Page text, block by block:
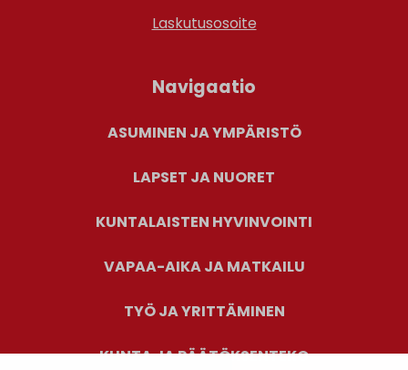
Laskutusosoite
Navigaatio
ASUMINEN JA YMPÄRISTÖ
LAPSET JA NUORET
KUNTALAISTEN HYVINVOINTI
VAPAA-AIKA JA MATKAILU
TYÖ JA YRITTÄMINEN
KUNTA JA PÄÄTÖKSENTEKO